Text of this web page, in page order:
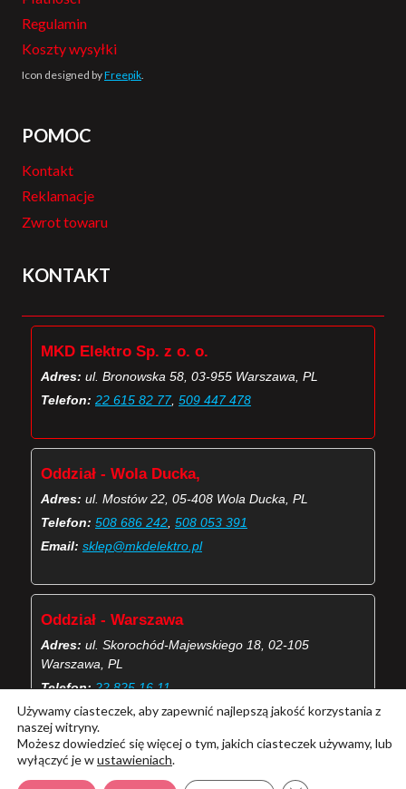
Regulamin
Koszty wysyłki
Icon designed byFreepik
POMOC
Kontakt
Reklamacje
Zwrot towaru
KONTAKT
MKD Elektro Sp. z o. o.
Adres: ul. Bronowska 58, 03-955 Warszawa, PL
Telefon: 22 615 82 77, 509 447 478
Oddział - Wola Ducka,
Adres: ul. Mostów 22, 05-408 Wola Ducka, PL
Telefon: 508 686 242 508 053 391
Email: sklep@mkdelektro.pl
Oddział - Warszawa
Adres: ul. Skorochód-Majewskiego 18, 02-105
Warszawa, PL
Telefon: 22 825 16 11
Email: skorochod@mkdelektro.pl
(Więcej o kontaktach MKD Elektro)
Używamy ciasteczek, aby zapewnić najlepszą jakość korzystania z
naszej witryny.
Możesz dowiedzieć się więcej o tym, jakich ciasteczek używamy, lub
wyłączyć je wustawieniach.